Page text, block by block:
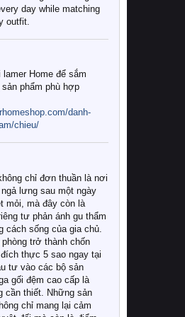
day while matching
outfit.
lamer Home để sắm
phẩm phù hợp
danh-
chieu/
chỉ đơn thuần là nơi
lưng sau một ngày
mỏi, mà đây còn là
tư phản ánh gu thẩm
cách sống của gia chủ.
trở thành chốn
thực 5 sao ngay tại
tư vào các bộ sản
gối đệm cao cấp là
cần thiết. Những sản
chỉ mang lại cảm